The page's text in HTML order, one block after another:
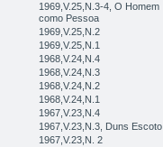
1969,V.25,N.3-4, O Homem
como Pessoa
1969,V.25,N.2
1969,V.25,N.1
1968,V.24,N.4
1968,V.24,N.3
1968,V.24,N.2
1968,V.24,N.1
1967,V.23,N.4
1967,V.23,N.3, Duns Escoto
1967,V.23,N. 2